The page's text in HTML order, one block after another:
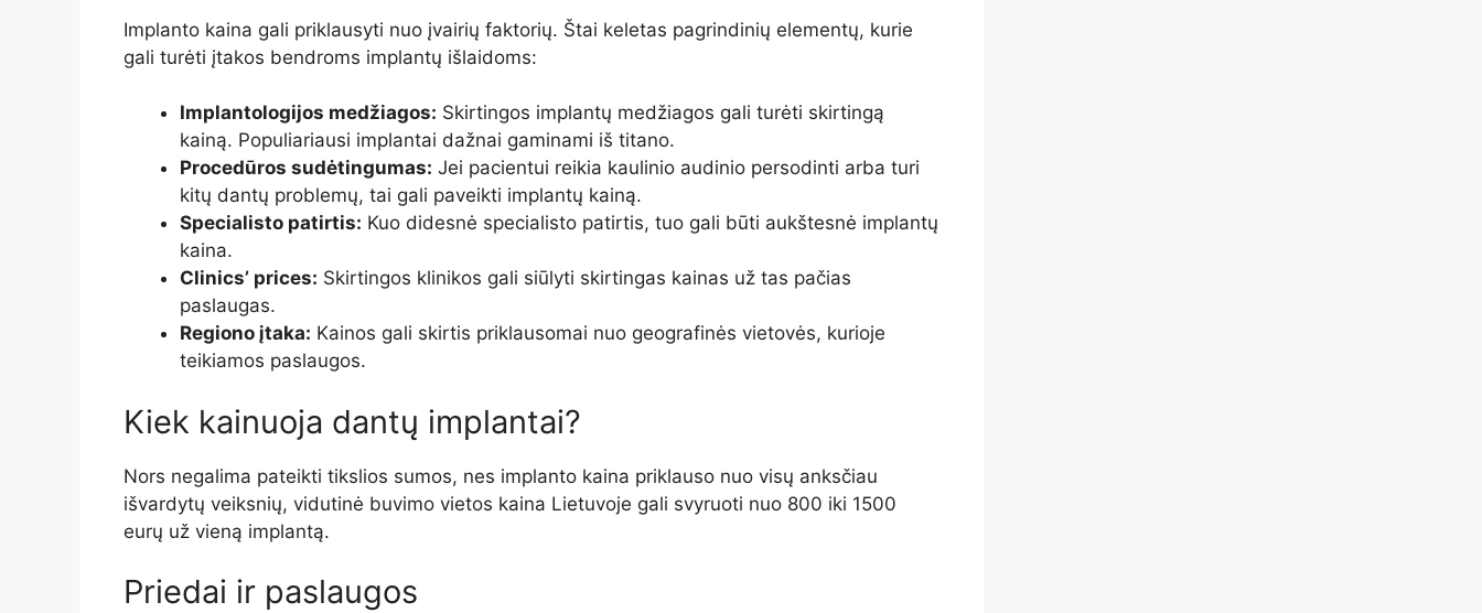
Implanto kaina gali priklausyti nuo įvairių faktorių. Štai keletas pagrindinių elementų, kurie
gali turėti įtakos bendroms implantų išlaidoms:
Implantologijos medžiagos: Skirtingos implantų medžiagos gali turėti skirtingą
kainą. Populiariausi implantai dažnai gaminami iš titano.
Procedūros sudėtingumas: Jei pacientui reikia kaulinio audinio persodinti arba turi
kitų dantų problemų, tai gali paveikti implantų kainą.
Specialisto patirtis: Kuo didesnė specialisto patirtis, tuo gali būti aukštesnė implantų
kaina.
Clinics’ prices: Skirtingos klinikos gali siūlyti skirtingas kainas už tas pačias
paslaugas.
Regiono įtaka: Kainos gali skirtis priklausomai nuo geografinės vietovės, kurioje
teikiamos paslaugos.
Kiek kainuoja dantų implantai?
Nors negalima pateikti tikslios sumos, nes implanto kaina priklauso nuo visų anksčiau
išvardytų veiksnių, vidutinė buvimo vietos kaina Lietuvoje gali svyruoti nuo 800 iki 1500
eurų už vieną implantą.
Priedai ir paslaugos